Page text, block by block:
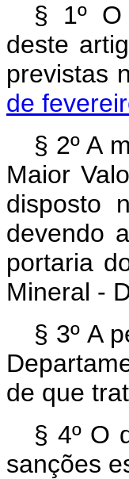
§ 1º O
deste
previstas
de
§ 2º A
Maior
disposto
devendo
portaria
Mineral -
§ 3º A
de que
§ 4º O
sanções